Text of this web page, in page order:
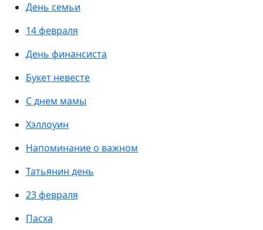
День семьи
14 февраля
День финансиста
Букет невесте
С днем мамы
Хэллоуин
Напоминание о важном
Татьянин день
23 февраля
Пасха